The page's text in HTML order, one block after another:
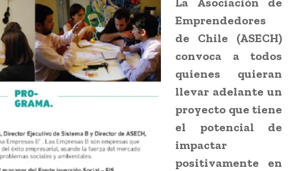
Emprendedores
de Chile (ASECH)
convoca a todos
quienes quieran
llevar adelante un
proyecto que tiene
el potencial de
impactar
positivamente en